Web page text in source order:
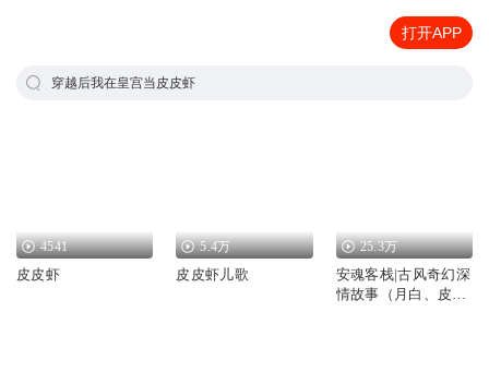
打开APP
穿越后我在皇宫当皮皮虾
4541
皮皮虾
5.4万
皮皮虾儿歌
25.3万
安魂客栈|古风奇幻深
情故事（月白、皮皮